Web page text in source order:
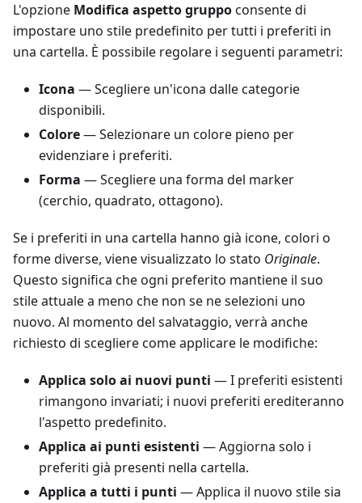
L'opzione Modifica aspetto gruppoconsente di
impostare uno stile predefinito per tutti i preferiti in
una cartella. È possibile regolare i seguenti parametri:
Icona — Scegliere un'icona dalle categorie
disponibili.
Colore— Selezionare un colore pieno per
evidenziare i preferiti.
Forma — Scegliere una forma del marker
(cerchio, quadrato, ottagono).
Se i preferiti in una cartella hanno già icone, colori o
forme diverse, viene visualizzato lo stato Originale.
Questo significa che ogni preferito mantiene il suo
stile attuale a meno che non se ne selezioni uno
nuovo. Al momento del salvataggio, verrà anche
richiesto di scegliere come applicare le modifiche:
Applica solo ai nuovi punti — I preferiti esistenti
rimangono invariati; i nuovi preferiti erediteranno
l'aspetto predefinito.
Applica ai punti esistenti — Aggiorna solo i
preferiti già presenti nella cartella.
Applica a tutti i punti — Applica il nuovo stile sia